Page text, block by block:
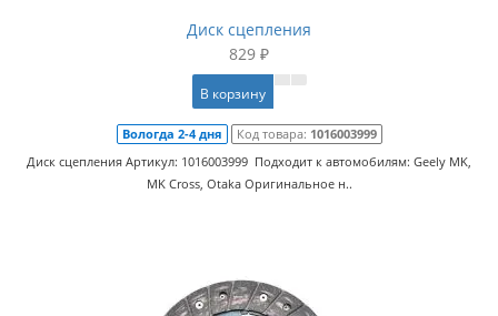
Диск сцепления
829 ₽
В корзину
Вологда 2-4 дня Код товара: 1016003999
Диск сцепления Артикул: 1016003999 Подходит к автомобилям: Geely MK,
MK Cross, Otaka Оригинальное н..